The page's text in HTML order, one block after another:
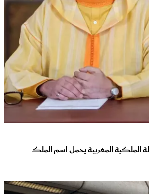
الملكية المغربية يحمل اسم الملك